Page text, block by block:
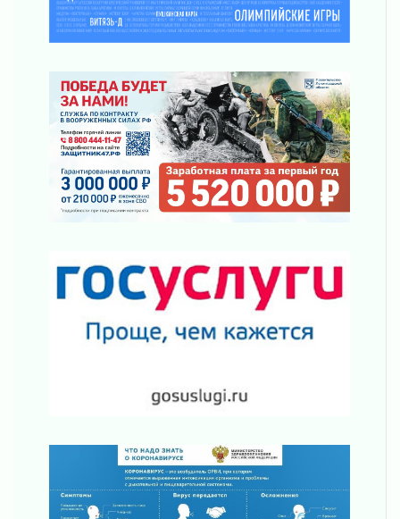
Уроки безопасности для детей и взрослых
03 августа 2026
Ленобласть отмечает День Воздушно-
десантных войск
02 августа 2026
«Активное лето»
02 августа 2026
Ленобласть отметила заслуги жителей перед
регионом и страной
02 августа 2026
ПСК через Гослуслуги напомнит жителям
Ленинградской области о неоплаченных
02 августа 2026
В Ивангороде назвали новых почетных
граждан Ленинградской области
02 августа 2026